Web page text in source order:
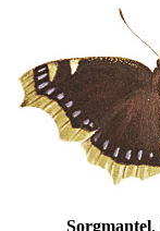
Sorgmantel,